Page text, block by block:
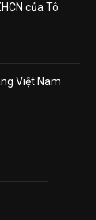
của Tô
Việt Nam